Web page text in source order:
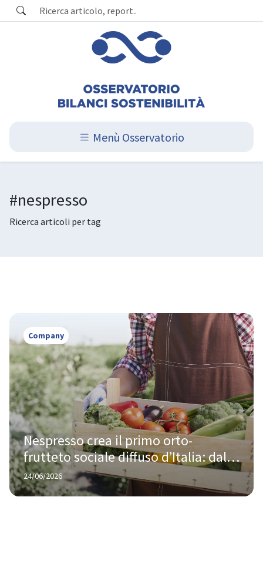
Menù Osservatorio
#nespresso
Ricerca articoli per tag
Company
Nespresso crea il primo orto-
frutteto sociale diffuso d’Italia: dal
riciclo del caffè nuove opportunità
per territori e comunità
24/06/2026